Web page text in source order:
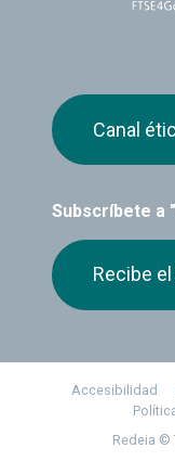
Subscríbete a
Recibe
Canal
Footer
Accesibilidad
Redeia ©